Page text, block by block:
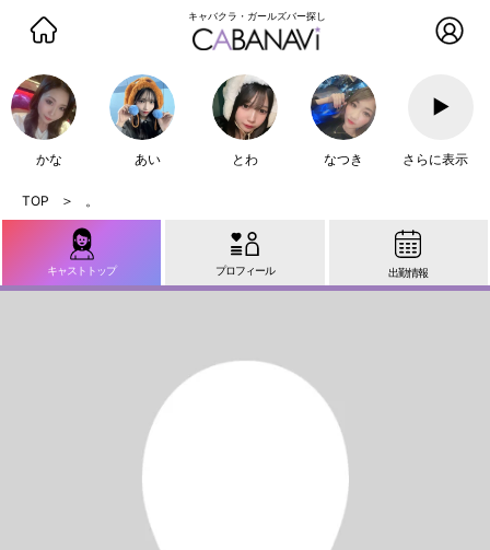
キャバクラ・ガールズバー探し
かな あい とわ なつき
▶
さらに表示
。
キャストトップ プロフィール 出勤情報